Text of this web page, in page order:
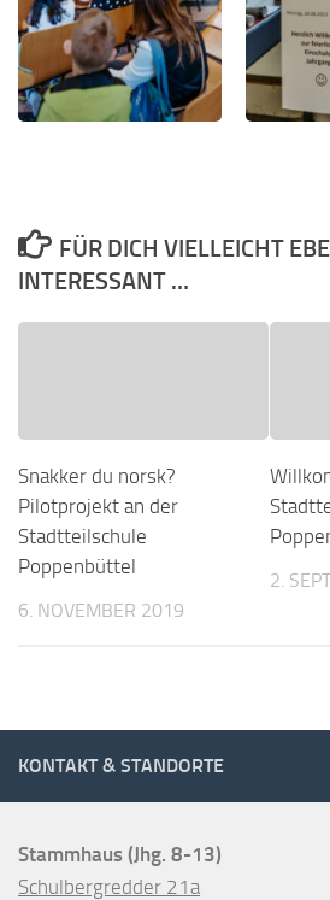
FÜR DICH VIELLEICHT
INTERESSANT …
Snakker du norsk?
Pilotprojekt an der
Stadtteilschule
Poppenbüttel
6. NOVEMBER 2019
2.
KONTAKT & STANDORTE
Stammhaus (Jhg. 8-13)
Schulbergredder 21a